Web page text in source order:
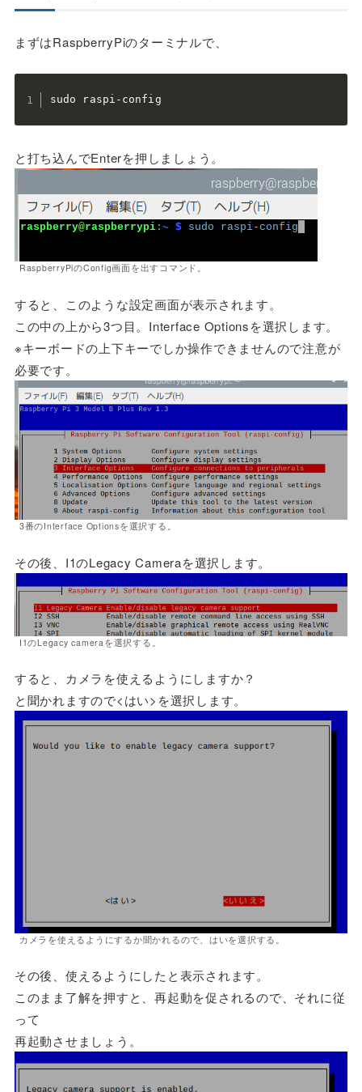
まずはRaspberryPiのターミナルで、
sudo raspi-config
と打ち込んでEnterを押しましょう。
RaspberryPiのConfig画面を出すコマンド。
すると、このような設定画面が表示されます。
この中の上から3つ目。Interface Optionsを選択します。
※キーボードの上下キーでしか操作できませんので注意が
必要です。
3番のInterface Optionsを選択する。
その後、I1のLegacy Cameraを選択します。
I1のLegacy cameraを選択する。
すると、カメラを使えるようにしますか？
と聞かれますので<はい>を選択します。
カメラを使えるようにするか聞かれるので、はいを選択する。
その後、使えるようにしたと表示されます。
このまま了解を押すと、再起動を促されるので、それに従
って
再起動させましょう。